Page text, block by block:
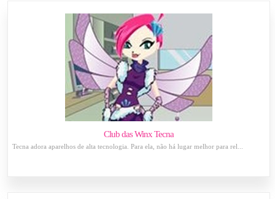
Club das Winx Tecna
Tecna adora aparelhos de alta tecnologia. Para ela, não há lugar melhor para rel...